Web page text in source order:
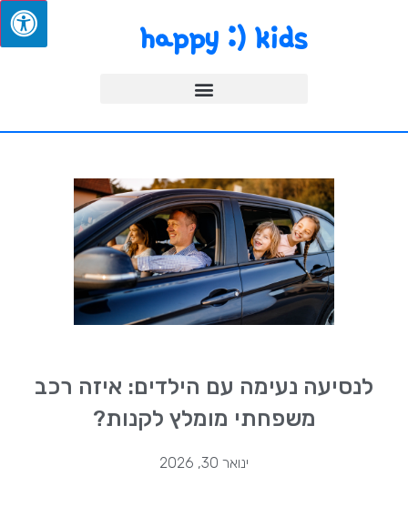
happy :) kids
לנסיעה נעימה עם הילדים: איזה רכב
משפחתי מומלץ לקנות?
ינואר 30, 2026